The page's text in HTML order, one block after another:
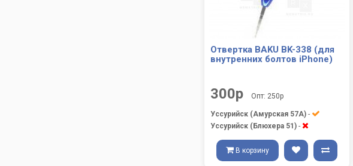
Отвертка BAKU BK-338 (для
внутренних болтов iPhone)
300р Опт: 250р
Уссурийск (Амурская 57А) -
Уссурийск (Блюхера 51) -
В корзину